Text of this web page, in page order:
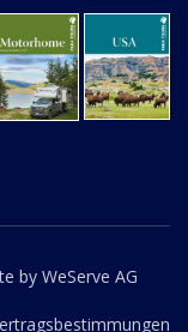
by WeServe AG